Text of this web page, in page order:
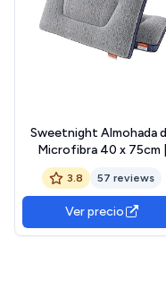
Sweetnight Almohada
Microfibra 40 x 75cm |
Funda Tejida de Fibra con
Gráfeno Lavable a la
Máquina | Relleno de
Algodón Poliéster |
Almohada para Dormir |
3.8 57 reviews
Ver precio